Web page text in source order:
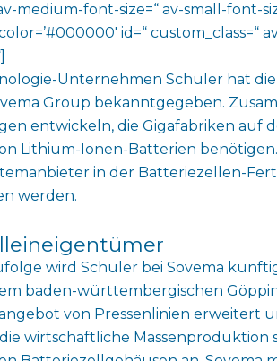
medium-font-size=“ av-small-font-
id=“ custom_class=“
Unternehmen Schuler hat
Group bekanntgegeben.
entwickeln, die Gigafabriken auf
Lithium-Ionen-Batterien
in der Batteriezellen-
werden.
wird Schuler bei Sovema
baden-württembergischen
von Pressenlinien erweitert
wirtschaftliche Massenproduktion